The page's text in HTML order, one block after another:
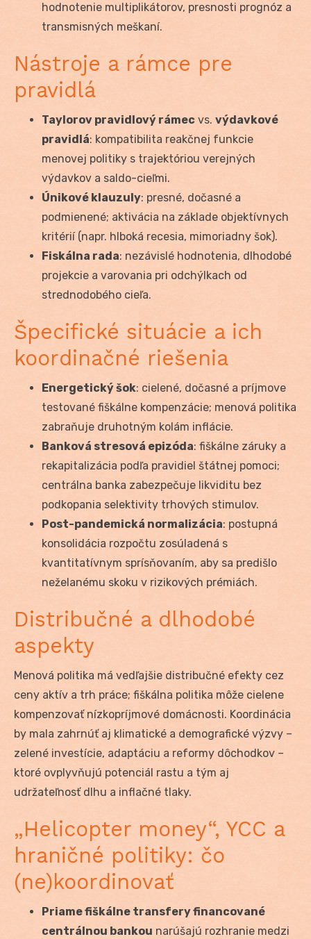
hodnotenie multiplikátorov, presnosti prognóz a
transmisných meškaní.
Nástroje a rámce pre
pravidlá
Taylorov pravidlový rámec vs. výdavkové
pravidlá: kompatibilita reakčnej funkcie
menovej politiky s trajektóriou verejných
výdavkov a saldo-cieľmi.
Únikové klauzuly: presné, dočasné a
podmienené; aktivácia na základe objektívnych
kritérií (napr. hlboká recesia, mimoriadny šok).
Fiskálna rada: nezávislé hodnotenia, dlhodobé
projekcie a varovania pri odchýlkach od
strednodobého cieľa.
Špecifické situácie a ich
koordinačné riešenia
Energetický šok: cielené, dočasné a príjmove
testované fiškálne kompenzácie; menová politika
zabraňuje druhotným kolám inflácie.
Banková stresová epizóda: fiškálne záruky a
rekapitalizácia podľa pravidiel štátnej pomoci;
centrálna banka zabezpečuje likviditu bez
podkopania selektivity trhových stimulov.
Post-pandemická normalizácia: postupná
konsolidácia rozpočtu zosúladená s
kvantitatívnym sprísňovaním, aby sa predišlo
neželanému skoku v rizikových prémiách.
Distribučné a dlhodobé
aspekty
Menová politika má vedľajšie distribučné efekty cez
ceny aktív a trh práce; fiškálna politika môže cielene
kompenzovať nízkopríjmové domácnosti. Koordinácia
by mala zahrnúť aj klimatické a demografické výzvy –
zelené investície, adaptáciu a reformy dôchodkov –
ktoré ovplyvňujú potenciál rastu a tým aj
udržateľnosť dlhu a inflačné tlaky.
„Helicopter money“, YCC a
hraničné politiky: čo
(ne)koordinovať
Priame fiškálne transfery financované
centrálnou bankou narúšajú rozhranie medzi